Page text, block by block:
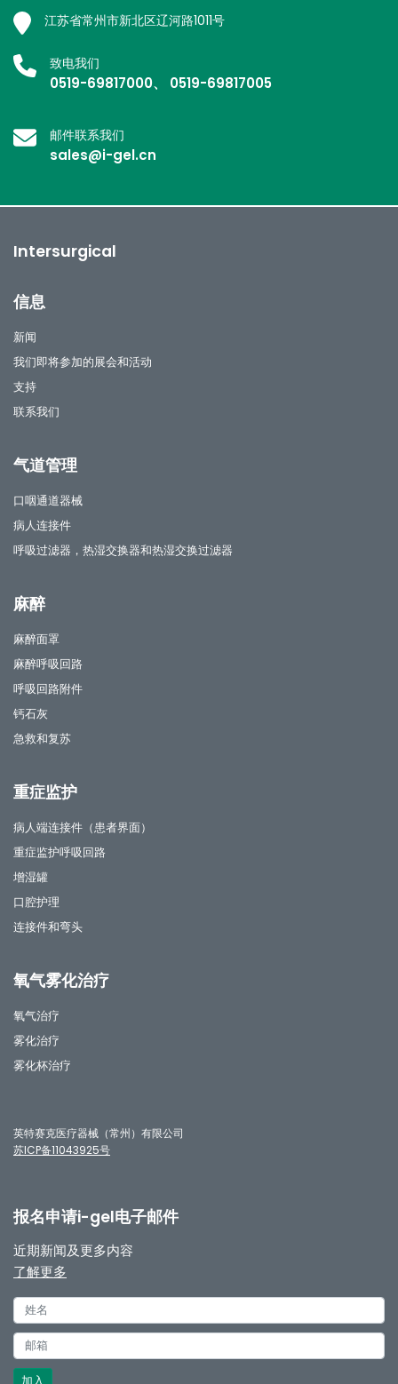
江苏省常州市新北区辽河路1011号
致电我们
0519-69817000、 0519-69817005
邮件联系我们
sales@i-gel.cn
Intersurgical
信息
新闻
我们即将参加的展会和活动
支持
联系我们
气道管理
口咽通道器械
病人连接件
呼吸过滤器，热湿交换器和热湿交换过滤器
麻醉
麻醉面罩
麻醉呼吸回路
呼吸回路附件
钙石灰
急救和复苏
重症监护
病人端连接件（患者界面）
重症监护呼吸回路
增湿罐
口腔护理
连接件和弯头
氧气雾化治疗
氧气治疗
雾化治疗
雾化杯治疗
英特赛克医疗器械（常州）有限公司
苏ICP备11043925号
报名申请i-gel电子邮件
近期新闻及更多内容
了解更多